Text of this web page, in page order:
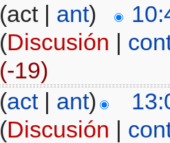
(act | ant)
(Discusión |
(-19)
(act| ant)
(Discusión |